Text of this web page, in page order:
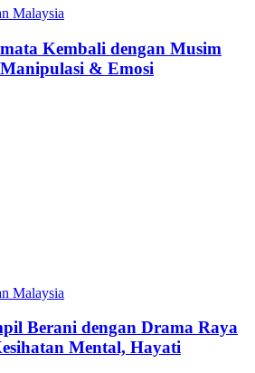
Malaysia
Kembali dengan Musim
& Emosi
Malaysia
Berani dengan Drama Raya
Mental, Hayati